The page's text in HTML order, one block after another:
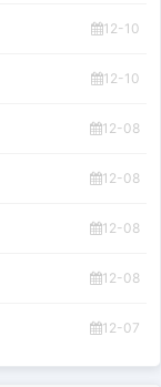
12-10
12-10
12-08
12-08
12-08
12-08
12-07